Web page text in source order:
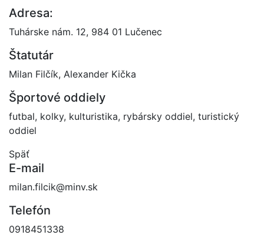
Adresa:
Tuhárske nám. 12, 984 01 Lučenec
Štatutár
Milan Filčík, Alexander Kička
Športové oddiely
futbal, kolky, kulturistika, rybársky oddiel, turistický
oddiel
Späť
E-mail
milan.filcik@minv.sk
Telefón
0918451338